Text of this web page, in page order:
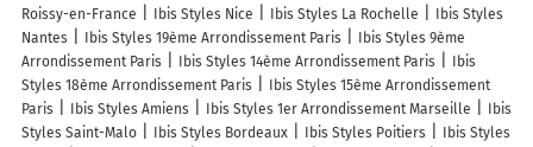
Roissy-en-France
Ibis Styles Nice Ibis Styles La Rochelle
Ibis Styles
Nantes
Ibis Styles 19ème Arrondissement Paris
Ibis Styles 9ème
Arrondissement Paris
Ibis Styles 14ème Arrondissement Paris
Ibis
Styles 18ème Arrondissement Paris
Ibis Styles 15ème Arrondissement
Paris
Ibis Styles Amiens Ibis Styles 1er Arrondissement Marseille
Ibis
Styles Saint-Malo
Ibis Styles Bordeaux Ibis Styles Poitiers
Ibis Styles